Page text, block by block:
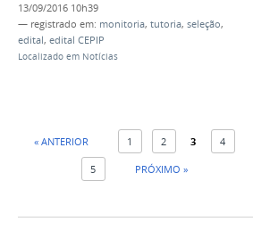
13/09/2016 10h39
— registrado em: monitoria, tutoria, seleção,
edital, edital CEPIP
Localizado em Notícias
« ANTERIOR 1 2 3 4
5 PRÓXIMO »